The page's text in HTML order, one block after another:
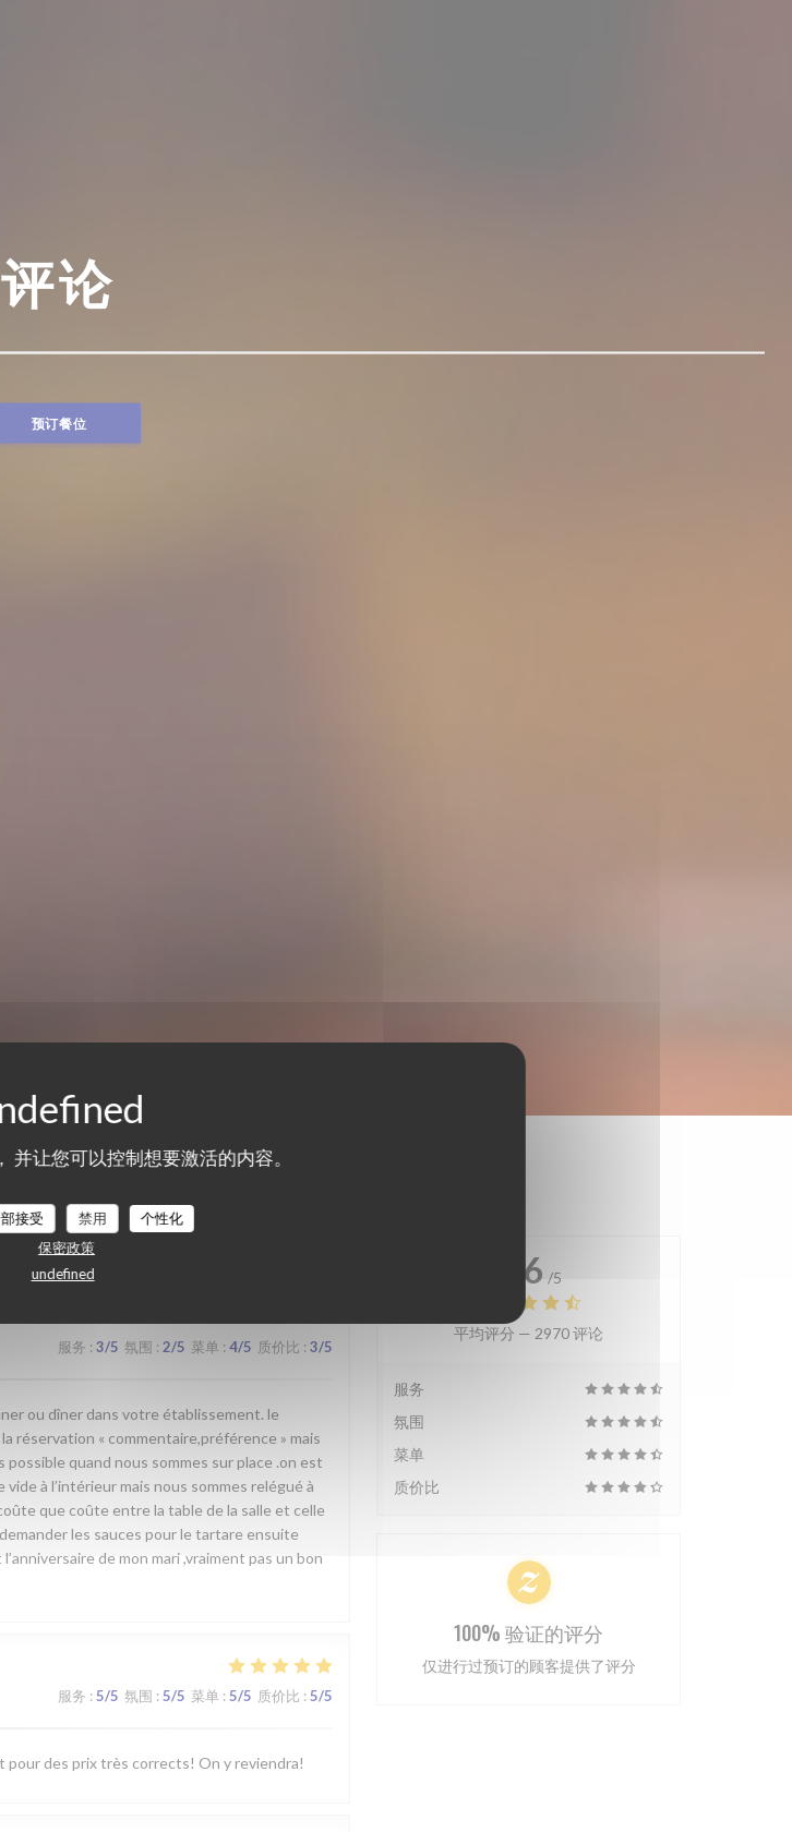
并让您可以控制想要激活的内容。
接受 禁用
个性化
保密政策
undefined
评论
预订餐位
服务 : 3/5 氛围 : 2/5 菜单 : 4/5 质价比 : 3/5
ou dîner dans votre établissement. le
réservation « commentaire,préférence » mais
possible quand nous sommes sur place .on est
à l’intérieur mais nous sommes relégué à
que coûte entre la table de la salle et celle
les sauces pour le tartare ensuite
de mon mari ,vraiment pas un bon
服务 : 5/5 氛围 : 5/5 菜单 : 5/5 质价比 : 5/5
pour des prix très corrects! On y reviendra!
4.6 /5
平均评分 — 2970 评论
服务
氛围
菜单
质价比
100% 验证的评分
仅进行过预订的顾客提供了评分